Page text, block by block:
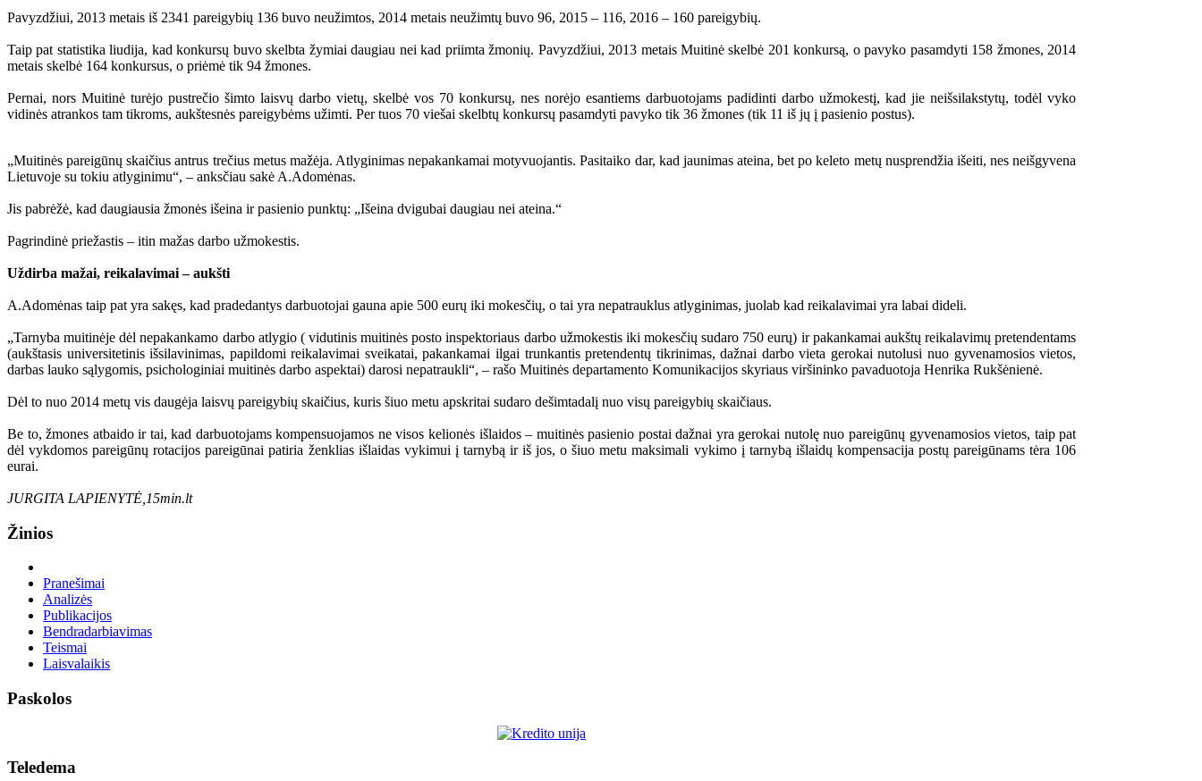
Pavyzdžiui, 2013 metais iš 2341 pareigybių 136 buvo neužimtos, 2014 metais neužimtų buvo 96, 2015 – 116, 2016 – 160 pareigybių.
Taip pat statistika liudija, kad konkursų buvo skelbta žymiai daugiau nei kad priimta žmonių. Pavyzdžiui, 2013 metais Muitinė skelbė 201 konkursą, o pavyko pasamdyti 158 žmones, 2014
metais skelbė 164 konkursus, o priėmė tik 94 žmones.
Pernai, nors Muitinė turėjo pustrečio šimto laisvų darbo vietų, skelbė vos 70 konkursų, nes norėjo esantiems darbuotojams padidinti darbo užmokestį, kad jie neišsilakstytų, todėl vyko
vidinės atrankos tam tikroms, aukštesnės pareigybėms užimti. Per tuos 70 viešai skelbtų konkursų pasamdyti pavyko tik 36 žmones (tik 11 iš jų į pasienio postus).
„Muitinės pareigūnų skaičius antrus trečius metus mažėja. Atlyginimas nepakankamai motyvuojantis. Pasitaiko dar, kad jaunimas ateina, bet po keleto metų nusprendžia išeiti, nes neišgyvena
Lietuvoje su tokiu atlyginimu“, – anksčiau sakė A.Adomėnas.
Jis pabrėžė, kad daugiausia žmonės išeina ir pasienio punktų: „Išeina dvigubai daugiau nei ateina.“
Pagrindinė priežastis – itin mažas darbo užmokestis.
Uždirba mažai, reikalavimai – aukšti
A.Adomėnas taip pat yra sakęs, kad pradedantys darbuotojai gauna apie 500 eurų iki mokesčių, o tai yra nepatrauklus atlyginimas, juolab kad reikalavimai yra labai dideli.
„Tarnyba muitinėje dėl nepakankamo darbo atlygio ( vidutinis muitinės posto inspektoriaus darbo užmokestis iki mokesčių sudaro 750 eurų) ir pakankamai aukštų reikalavimų pretendentams
(aukštasis universitetinis išsilavinimas, papildomi reikalavimai sveikatai, pakankamai ilgai trunkantis pretendentų tikrinimas, dažnai darbo vieta gerokai nutolusi nuo gyvenamosios vietos,
darbas lauko sąlygomis, psichologiniai muitinės darbo aspektai) darosi nepatraukli“, – rašo Muitinės departamento Komunikacijos skyriaus viršininko pavaduotoja Henrika Rukšėnienė.
Dėl to nuo 2014 metų vis daugėja laisvų pareigybių skaičius, kuris šiuo metu apskritai sudaro dešimtadalį nuo visų pareigybių skaičiaus.
Be to, žmones atbaido ir tai, kad darbuotojams kompensuojamos ne visos kelionės išlaidos – muitinės pasienio postai dažnai yra gerokai nutolę nuo pareigūnų gyvenamosios vietos, taip pat
dėl vykdomos pareigūnų rotacijos pareigūnai patiria ženklias išlaidas vykimui į tarnybą ir iš jos, o šiuo metu maksimali vykimo į tarnybą išlaidų kompensacija postų pareigūnams tėra 106
eurai.
JURGITA LAPIENYTĖ,15min.lt
Žinios
Pranešimai
Analizės
Publikacijos
Bendradarbiavimas
Teismai
Laisvalaikis
Paskolos
Teledema